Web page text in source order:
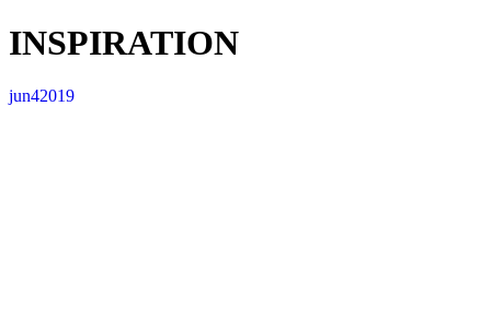
INSPIRATION
jun42019